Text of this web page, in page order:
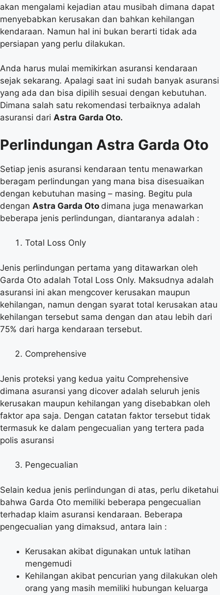
akan mengalami kejadian atau musibah dimana dapat
menyebabkan kerusakan dan bahkan kehilangan
kendaraan. Namun hal ini bukan berarti tidak ada
persiapan yang perlu dilakukan.
Anda harus mulai memikirkan asuransi kendaraan
sejak sekarang. Apalagi saat ini sudah banyak asuransi
yang ada dan bisa dipilih sesuai dengan kebutuhan.
Dimana salah satu rekomendasi terbaiknya adalah
asuransi dari Astra Garda Oto.
Perlindungan Astra Garda Oto
Setiap jenis asuransi kendaraan tentu menawarkan
beragam perlindungan yang mana bisa disesuaikan
dengan kebutuhan masing – masing. Begitu pula
dengan Astra Garda Oto dimana juga menawarkan
beberapa jenis perlindungan, diantaranya adalah :
Total Loss Only
Jenis perlindungan pertama yang ditawarkan oleh
Garda Oto adalah Total Loss Only. Maksudnya adalah
asuransi ini akan mengcover kerusakan maupun
kehilangan, namun dengan syarat total kerusakan atau
kehilangan tersebut sama dengan dan atau lebih dari
75% dari harga kendaraan tersebut.
Comprehensive
Jenis proteksi yang kedua yaitu Comprehensive
dimana asuransi yang dicover adalah seluruh jenis
kerusakan maupun kehilangan yang disebabkan oleh
faktor apa saja. Dengan catatan faktor tersebut tidak
termasuk ke dalam pengecualian yang tertera pada
polis asuransi
Pengecualian
Selain kedua jenis perlindungan di atas, perlu diketahui
bahwa Garda Oto memiliki beberapa pengecualian
terhadap klaim asuransi kendaraan. Beberapa
pengecualian yang dimaksud, antara lain :
Kerusakan akibat digunakan untuk latihan
mengemudi
Kehilangan akibat pencurian yang dilakukan oleh
orang yang masih memiliki hubungan keluarga